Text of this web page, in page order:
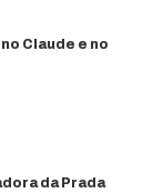
Claude e no
da Prada